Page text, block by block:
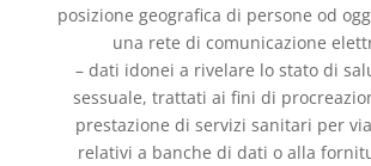
posizione geografica di persone od
una rete di comunicazione
– dati idonei a rivelare lo stato di
sessuale, trattati ai fini di
prestazione di servizi sanitari per
relativi a banche di dati o alla